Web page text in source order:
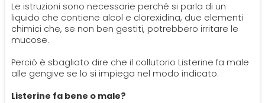
Le istruzioni sono necessarie perché si parla di un
liquido che contiene alcol e clorexidina, due elementi
chimici che, se non ben gestiti, potrebbero irritare le
mucose.
Perciò è sbagliato dire che il collutorio Listerine fa male
alle gengive se lo si impiega nel modo indicato.
Listerine fa bene o male?